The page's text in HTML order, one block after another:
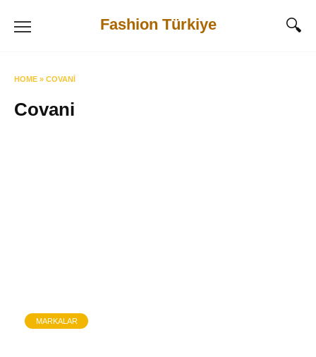
Fashion Türkiye
HOME » COVANI
Covani
MARKALAR